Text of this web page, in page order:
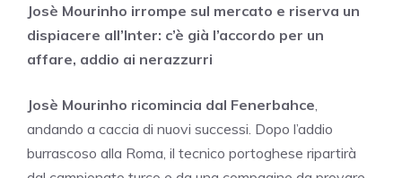
Josè Mourinho irrompe sul mercato e riserva un
dispiacere all’Inter: c’è già l’accordo per un
affare, addio ai nerazzurri
Josè Mourinho ricomincia dal Fenerbahce
andando a caccia di nuovi successi. Dopo l’addio
burrascoso alla Roma, il tecnico portoghese ripartirà